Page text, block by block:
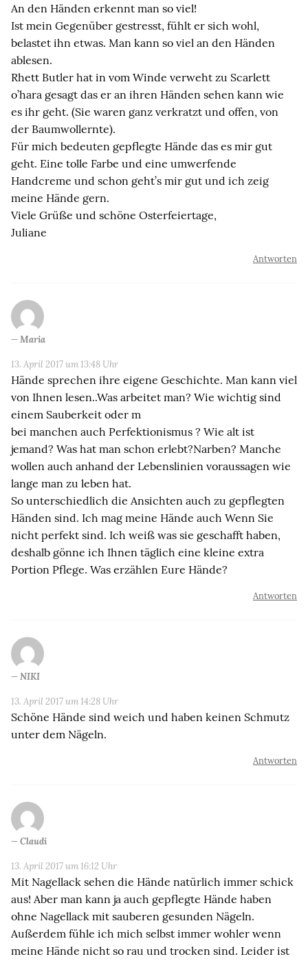
An den Händen erkennt man so viel!
Ist mein Gegenüber gestresst, fühlt er sich wohl,
belastet ihn etwas. Man kann so viel an den Händen
ablesen.
Rhett Butler hat in vom Winde verweht zu Scarlett
o’hara gesagt das er an ihren Händen sehen kann wie
es ihr geht. (Sie waren ganz verkratzt und offen, von
der Baumwollernte).
Für mich bedeuten gepflegte Hände das es mir gut
geht. Eine tolle Farbe und eine umwerfende
Handcreme und schon geht’s mir gut und ich zeig
meine Hände gern.
Viele Grüße und schöne Osterfeiertage,
Juliane
Antworten
Maria
13. April 2017 um 13:48 Uhr
Hände sprechen ihre eigene Geschichte. Man kann viel
von Ihnen lesen..Was arbeitet man? Wie wichtig sind
einem Sauberkeit oder m
bei manchen auch Perfektionismus ? Wie alt ist
jemand? Was hat man schon erlebt?Narben? Manche
wollen auch anhand der Lebenslinien voraussagen wie
lange man zu leben hat.
So unterschiedlich die Ansichten auch zu gepflegten
Händen sind. Ich mag meine Hände auch Wenn Sie
nicht perfekt sind. Ich weiß was sie geschafft haben,
deshalb gönne ich Ihnen täglich eine kleine extra
Portion Pflege. Was erzählen Eure Hände?
Antworten
NIKI
13. April 2017 um 14:28 Uhr
Schöne Hände sind weich und haben keinen Schmutz
unter dem Nägeln.
Antworten
Claudi
13. April 2017 um 16:12 Uhr
Mit Nagellack sehen die Hände natürlich immer schick
aus! Aber man kann ja auch gepflegte Hände haben
ohne Nagellack mit sauberen gesunden Nägeln.
Außerdem fühle ich mich selbst immer wohler wenn
meine Hände nicht so rau und trocken sind. Leider ist